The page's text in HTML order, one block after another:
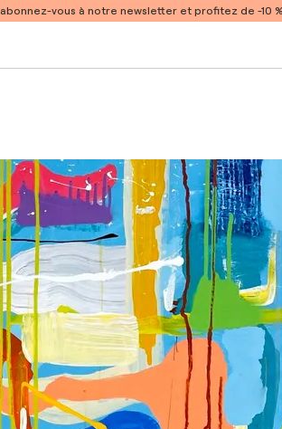
abonnez-vous à notre newsletter et profitez de -10